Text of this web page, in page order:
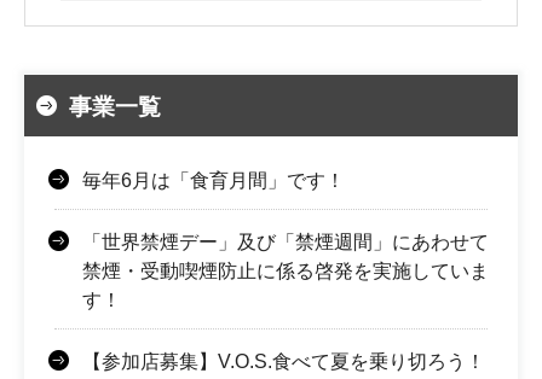
事業一覧
毎年6月は「食育月間」です！
「世界禁煙デー」及び「禁煙週間」にあわせて
禁煙・受動喫煙防止に係る啓発を実施していま
す！
【参加店募集】V.O.S.食べて夏を乗り切ろう！